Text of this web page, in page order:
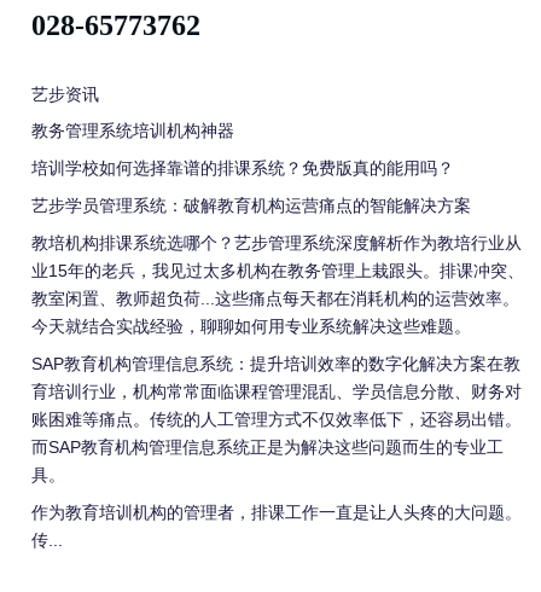
028-65773762
艺步资讯
教务管理系统培训机构神器
培训学校如何选择靠谱的排课系统？免费版真的能用吗？
艺步学员管理系统：破解教育机构运营痛点的智能解决方案
教培机构排课系统选哪个？艺步管理系统深度解析作为教培行业从
业15年的老兵，我见过太多机构在教务管理上栽跟头。排课冲突、
教室闲置、教师超负荷...这些痛点每天都在消耗机构的运营效率。
今天就结合实战经验，聊聊如何用专业系统解决这些难题。
SAP教育机构管理信息系统：提升培训效率的数字化解决方案在教
育培训行业，机构常常面临课程管理混乱、学员信息分散、财务对
账困难等痛点。传统的人工管理方式不仅效率低下，还容易出错。
而SAP教育机构管理信息系统正是为解决这些问题而生的专业工
具。
作为教育培训机构的管理者，排课工作一直是让人头疼的大问题。
传...